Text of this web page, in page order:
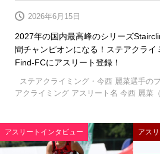
2027年の国内最高峰のシリーズ
間チャンピオンになる！ステアクラ
Find-FCにアスリート登録！
2026年6月15日
ステアクライミング・今西 麗菜選手の
アクライミング アスリート名 今西 麗菜
アスリートインタビュー アス